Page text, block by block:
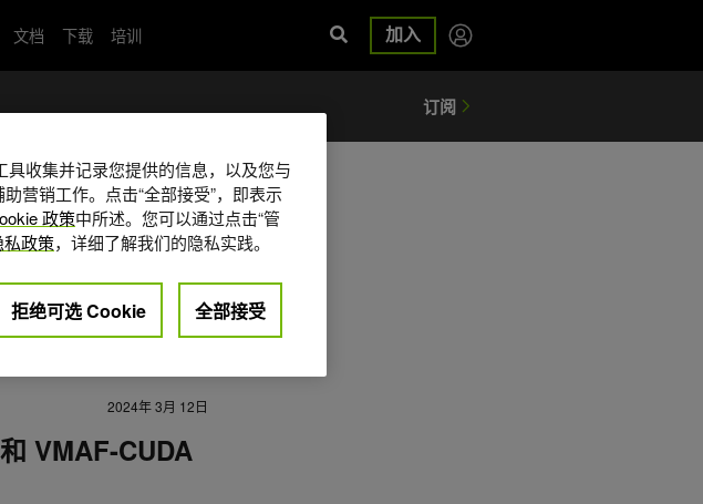
文档 下载 培训 加入
2024年 3月 12日
VMAF-CUDA
收集并记录您提供的信息，以及您与
营销工作。点击“全部接受”，即表示
政策中所述。您可以通过点击“管
私政策，详细了解我们的隐私实践。
拒绝可选 Cookie 全部接受